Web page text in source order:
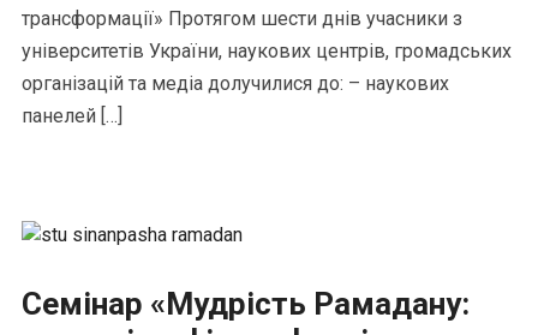
трансформації» Протягом шести днів учасники з
університетів України, наукових центрів, громадських
організацій та медіа долучилися до: – наукових
панелей […]
Cемінар «Мудрість Рамадану: